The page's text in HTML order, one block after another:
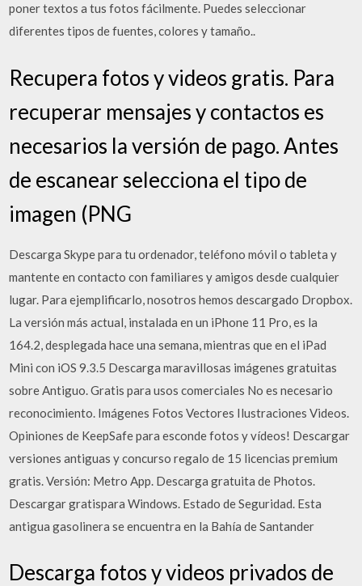
poner textos a tus fotos fácilmente. Puedes seleccionar
diferentes tipos de fuentes, colores y tamaño..
Recupera fotos y videos gratis. Para
recuperar mensajes y contactos es
necesarios la versión de pago. Antes
de escanear selecciona el tipo de
imagen (PNG
Descarga Skype para tu ordenador, teléfono móvil o tableta y
mantente en contacto con familiares y amigos desde cualquier
lugar. Para ejemplificarlo, nosotros hemos descargado Dropbox.
La versión más actual, instalada en un iPhone 11 Pro, es la
164.2, desplegada hace una semana, mientras que en el iPad
Mini con iOS 9.3.5 Descarga maravillosas imágenes gratuitas
sobre Antiguo. Gratis para usos comerciales No es necesario
reconocimiento. Imágenes Fotos Vectores Ilustraciones Videos.
Opiniones de KeepSafe para esconde fotos y vídeos! Descargar
versiones antiguas y concurso regalo de 15 licencias premium
gratis. Versión: Metro App. Descarga gratuita de Photos.
Descargar gratispara Windows. Estado de Seguridad. Esta
antigua gasolinera se encuentra en la Bahía de Santander
Descarga fotos y videos privados de